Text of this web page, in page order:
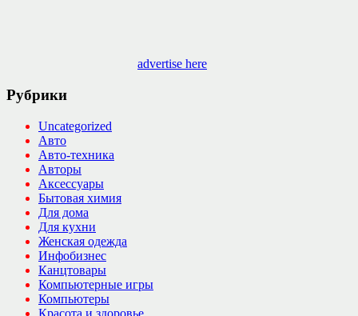
advertise here
Рубрики
Uncategorized
Авто
Авто-техника
Авторы
Аксессуары
Бытовая химия
Для дома
Для кухни
Женская одежда
Инфобизнес
Канцтовары
Компьютерные игры
Компьютеры
Красота и здоровье